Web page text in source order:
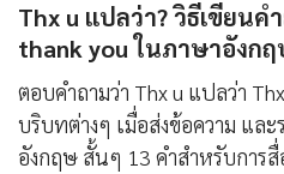
Thx u แปลว่า? วิธีเขียน
thank you ในภาษาอังก
ตอบคำถามว่า Thx u แปลว่า
บริบทต่างๆ เมื่อส่งข้อความ แล
อังกฤษ สั้นๆ 13 คำสำหรับการ